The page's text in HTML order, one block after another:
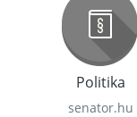
Politika
senator.hu